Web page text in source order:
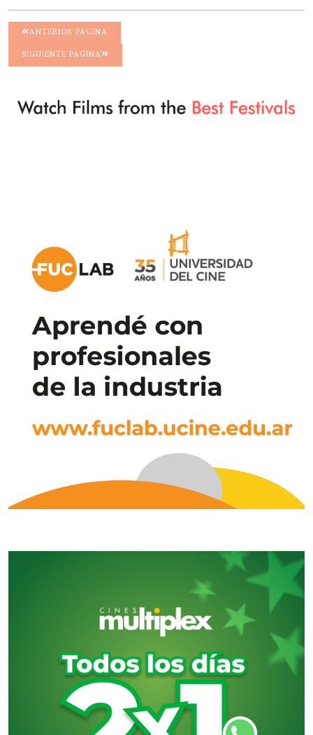
ANTERIOR PAGINA
SIGUIENTE PAGINA